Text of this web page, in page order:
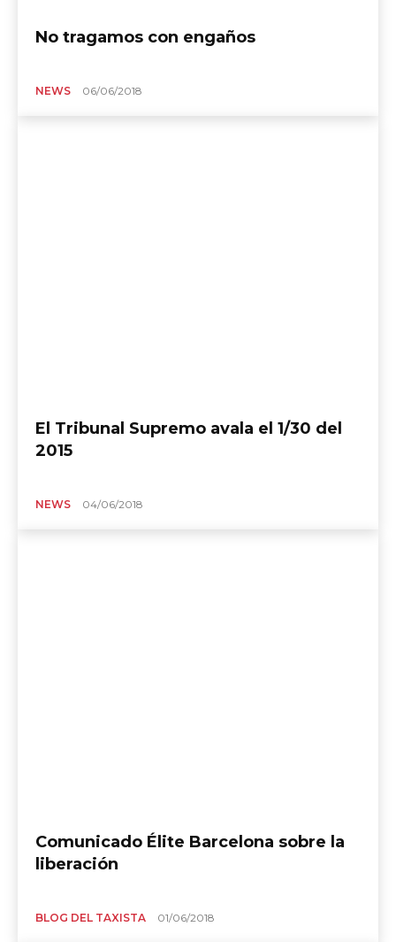
No tragamos con engaños
NEWS 06/06/2018
El Tribunal Supremo avala el 1/30 del
2015
NEWS 04/06/2018
Comunicado Élite Barcelona sobre la
liberación
BLOG DEL TAXISTA 01/06/2018